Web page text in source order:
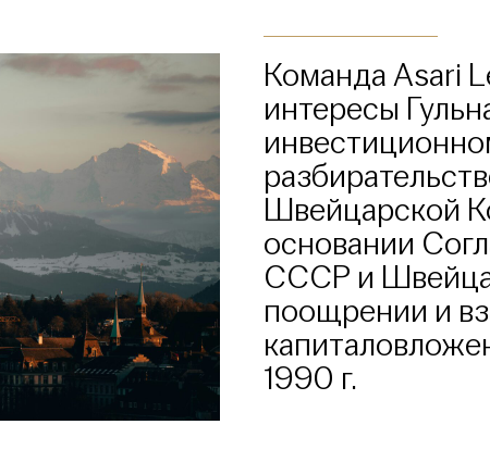
Команда Asari
интересы
Швейцарской
основании
СССР и
поощрении и
1990 г.